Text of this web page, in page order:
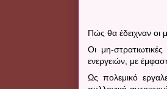
Πώς θα έδειχναν οι
Οι μη-
ενεργειών, με
Ως πολεμικό